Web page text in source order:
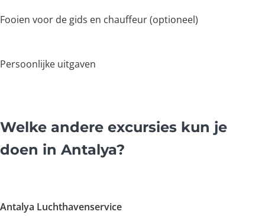
Fooien voor de gids en chauffeur (optioneel)
Persoonlijke uitgaven
Welke andere excursies kun je
doen in Antalya?
Antalya Luchthavenservice